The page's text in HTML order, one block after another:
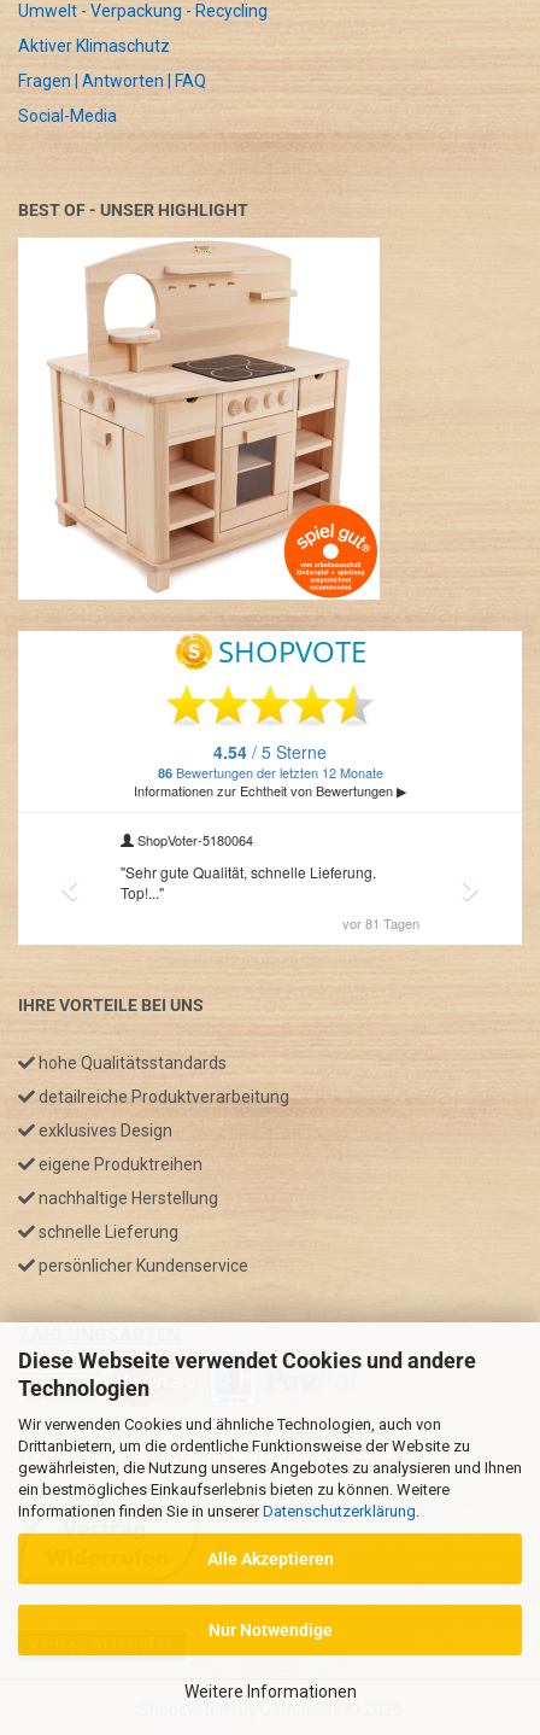
Diese Webseite verwendet Cookies und andere
Technologien
Wir verwenden Cookies und ähnliche Technologien, auch von
Drittanbietern, um die ordentliche Funktionsweise der Website zu
gewährleisten, die Nutzung unseres Angebotes zu analysieren und Ihnen
ein bestmögliches Einkaufserlebnis bieten zu können. Weitere
Informationen finden Sie in unsererDatenschutzerklärung
Alle Akzeptieren
Nur Notwendige
Weitere Informationen
Umwelt - Verpackung - Recycling
Aktiver Klimaschutz
Fragen | Antworten | FAQ
Social-Media
BEST OF - UNSER HIGHLIGHT
IHRE VORTEILE BEI UNS
hohe Qualitätsstandards
detailreiche Produktverarbeitung
exklusives Design
eigene Produktreihen
nachhaltige Herstellung
schnelle Lieferung
persönlicher Kundenservice
* GRATIS VERSAND nur innerhalb Deutschland
** Regellaufzeit für DE, Bei Auslandsbestellungen kann die
Versandzeit variieren.